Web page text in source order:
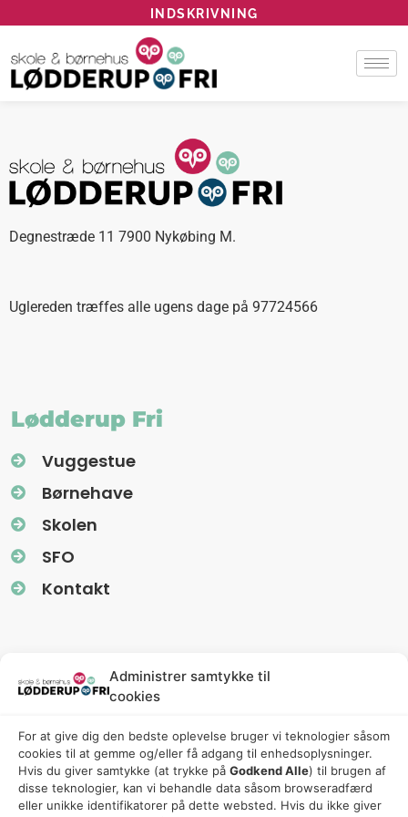
Administrer samtykke til
cookies
For at give dig den bedste oplevelse bruger vi teknologier såsom
cookies til at gemme og/eller få adgang til enhedsoplysninger.
Hvis du giver samtykke (at trykke på Godkend Alle) til brugen af ​​
disse teknologier, kan vi behandle data såsom browseradfærd
eller unikke identifikatorer på dette websted. Hvis du ikke giver
INDSKRIVNING
Degnestræde 11 7900 Nykøbing M.
Uglereden træffes alle ugens dage på 97724566
Lødderup Fri
Vuggestue
Børnehave
Skolen
SFO
Kontakt
Information
Nyhedsbreve (Uglereden)
Fredagsbreve (Friskolen)
Privatlivspolitik
Cookiepolitik